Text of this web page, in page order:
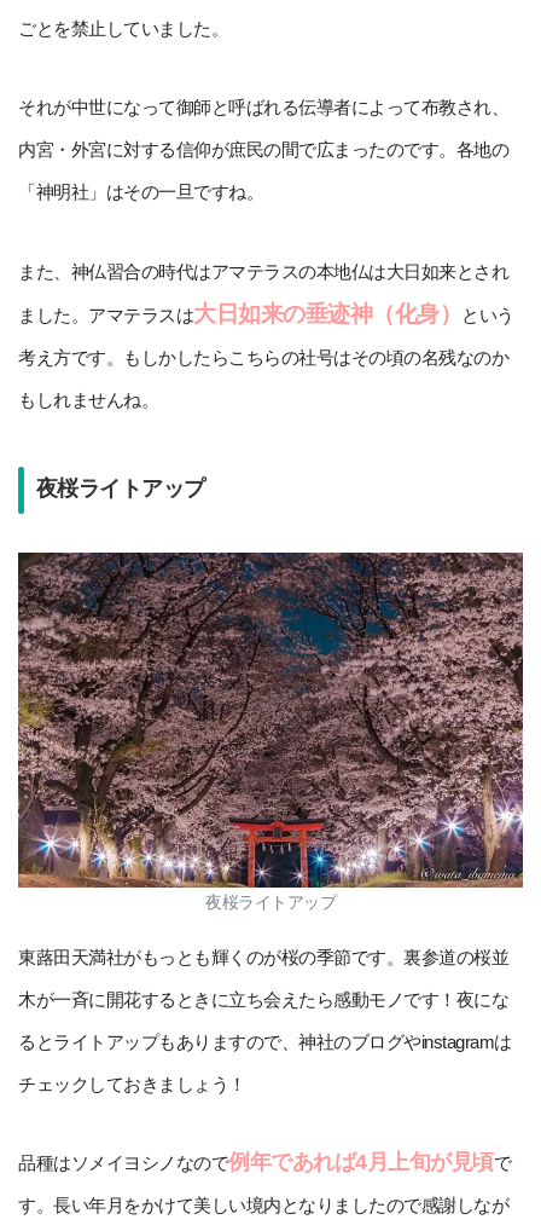
ごとを禁止していました。
それが中世になって御師と呼ばれる伝導者によって布教され、
内宮・外宮に対する信仰が庶民の間で広まったのです。各地の
「神明社」はその一旦ですね。
また、神仏習合の時代はアマテラスの本地仏は大日如来とされ
ました。アマテラスは大日如来の垂迹神（化身） という
考え方です。もしかしたらこちらの社号はその頃の名残なのか
もしれませんね。
夜桜ライトアップ
夜桜ライトアップ
東蕗田天満社がもっとも輝くのが桜の季節です。裏参道の桜並
木が一斉に開花するときに立ち会えたら感動モノです！夜にな
るとライトアップもありますので、神社のブログやinstagramは
チェックしておきましょう！
品種はソメイヨシノなので例年であれば4月上旬が見頃で
す。長い年月をかけて美しい境内となりましたので感謝しなが